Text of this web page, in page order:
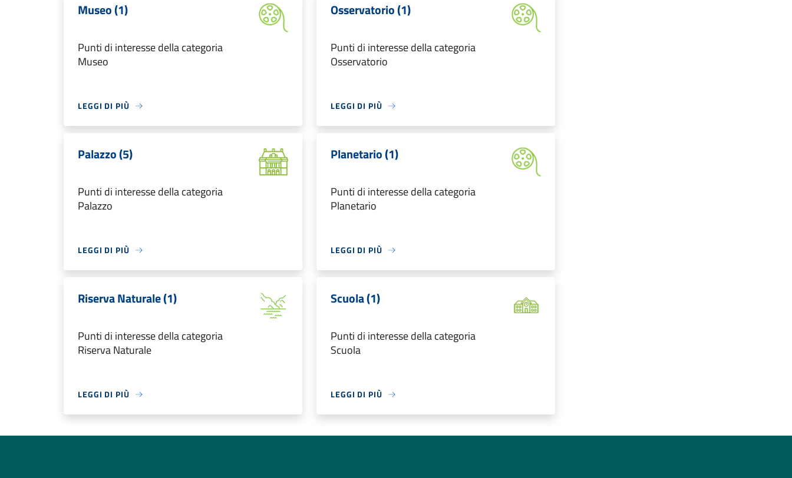
Museo (1)
Punti di interesse della categoria
Museo
LEGGI DI PIÙ
Osservatorio (1)
Punti di interesse della categoria
Osservatorio
LEGGI DI PIÙ
Palazzo (5)
Punti di interesse della categoria
Palazzo
LEGGI DI PIÙ
Planetario (1)
Punti di interesse della categoria
Planetario
LEGGI DI PIÙ
Riserva Naturale (1)
Punti di interesse della categoria
Riserva Naturale
LEGGI DI PIÙ
Scuola (1)
Punti di interesse della categoria
Scuola
LEGGI DI PIÙ